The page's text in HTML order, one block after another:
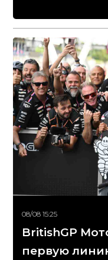
08/08 15:25
BritishGP
первую